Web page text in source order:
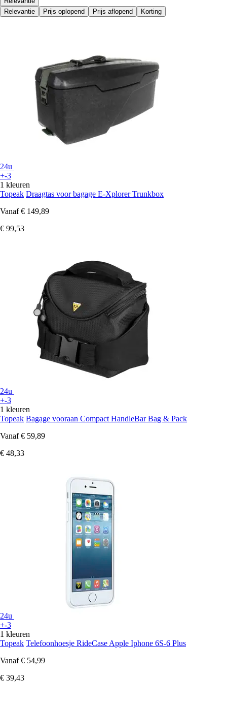
Relevantie
Prijs oplopend Prijs aflopend Korting
24u
+-3
1 kleuren
Topeak Draagtas voor bagage E-Xplorer Trunkbox
Vanaf € 149,89
€ 99,53
24u
+-3
1 kleuren
Topeak Bagage vooraan Compact HandleBar Bag & Pack
Vanaf € 59,89
€ 48,33
24u
+-3
1 kleuren
Topeak Telefoonhoesje RideCase Apple Iphone 6S-6 Plus
Vanaf € 54,99
€ 39,43